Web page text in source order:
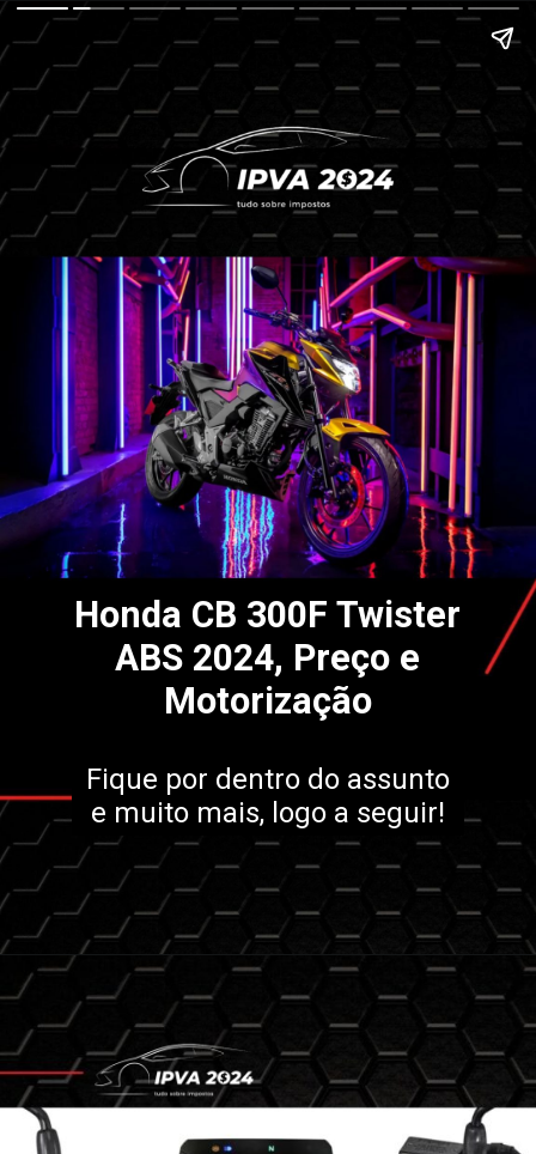
Honda CB 300F Twister
ABS 2024, Preço e
Motorização
Fique por dentro do assunto
e muito mais, logo a seguir!